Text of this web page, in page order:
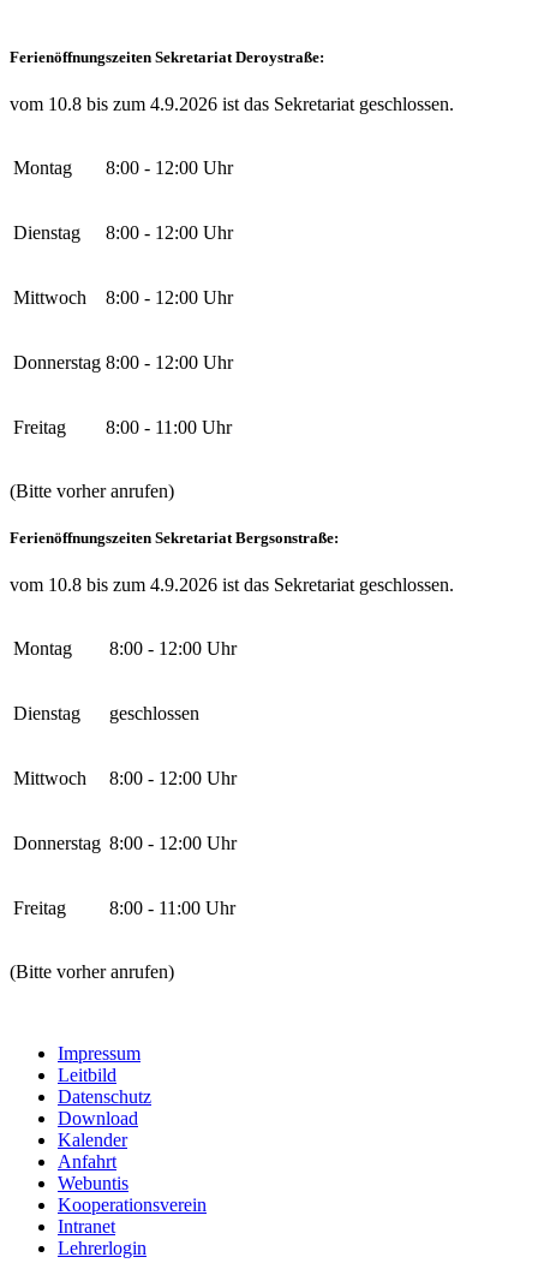
Ferienöffnungszeiten Sekretariat Deroystraße:
vom 10.8 bis zum 4.9.2026 ist das Sekretariat geschlossen.
Montag 8:00 - 12:00 Uhr
Dienstag 8:00 - 12:00 Uhr
Mittwoch 8:00 - 12:00 Uhr
Donnerstag 8:00 - 12:00 Uhr
Freitag 8:00 - 11:00 Uhr
(Bitte vorher anrufen)
Ferienöffnungszeiten Sekretariat Bergsonstraße:
vom 10.8 bis zum 4.9.2026 ist das Sekretariat geschlossen.
Montag 8:00 - 12:00 Uhr
Dienstag geschlossen
Mittwoch 8:00 - 12:00 Uhr
Donnerstag 8:00 - 12:00 Uhr
Freitag 8:00 - 11:00 Uhr
(Bitte vorher anrufen)
Impressum
Leitbild
Datenschutz
Download
Kalender
Anfahrt
Webuntis
Kooperationsverein
Intranet
Lehrerlogin